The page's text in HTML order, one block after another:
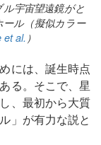
宇宙望遠鏡がと
ル（擬似カラー
et al. ）
には、誕生時点
る。そこで、星
、最初から大質
」が有力な説と